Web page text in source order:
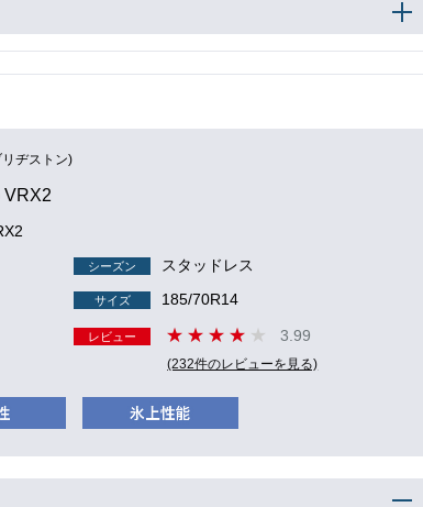
ヂストン)
VRX2
シーズン スタッドレス
サイズ 185/70R14
レビュー 3.99
(232件のレビューを見る)